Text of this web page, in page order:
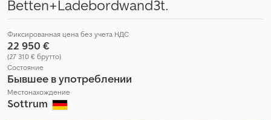
Betten+Ladebordwand3t.
Фиксированная цена без учета НДС
22 950 €
(27 310 € брутто)
Состояние
Бывшее в употреблении
Местонахождение
Sottrum